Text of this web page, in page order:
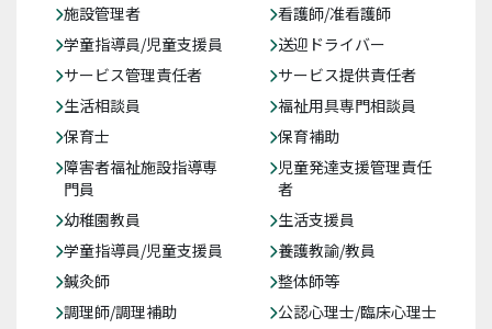
施設管理者
看護師/准看護師
学童指導員/児童支援員
送迎ドライバー
サービス管理責任者
サービス提供責任者
生活相談員
福祉用具専門相談員
保育士
保育補助
障害者福祉施設指導専
門員
児童発達支援管理責任
者
幼稚園教員
生活支援員
学童指導員/児童支援員
養護教諭/教員
鍼灸師
整体師等
調理師/調理補助
公認心理士/臨床心理士